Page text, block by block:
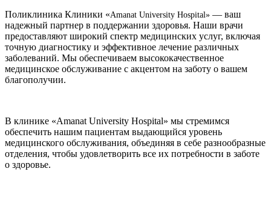
Поликлиника Клиники «Amanat University Hospital» — ваш
надежный партнер в поддержании здоровья. Наши врачи
предоставляют широкий спектр медицинских услуг, включая
точную диагностику и эффективное лечение различных
заболеваний. Мы обеспечиваем высококачественное
медицинское обслуживание с акцентом на заботу о вашем
благополучии.
В клинике «Amanat University Hospital» мы стремимся
обеспечить нашим пациентам выдающийся уровень
медицинского обслуживания, объединяя в себе разнообразные
отделения, чтобы удовлетворить все их потребности в заботе
о здоровье.